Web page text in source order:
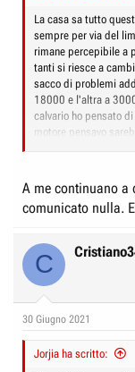
La casa sa tutto
sempre per via del
rimane percepibile a
tanti si riesce a
sacco di problemi
18000 e l'altra a
calvario ho pensato
motore pensavo
sono all'ordine del
A me continuano a
comunicato nulla.
C
30 Giugno 2021
Jorjia ha scritto: